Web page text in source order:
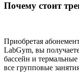
Почему стоит
Приобретая
LabGym, вы
бассейн и
все групповые